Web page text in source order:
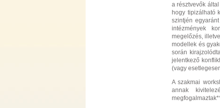
a résztvevők
hogy tipizálható
szintjén
intézmények
megelőzés,
modellek és
során
jelentkező
(vagy
A szakmai
annak